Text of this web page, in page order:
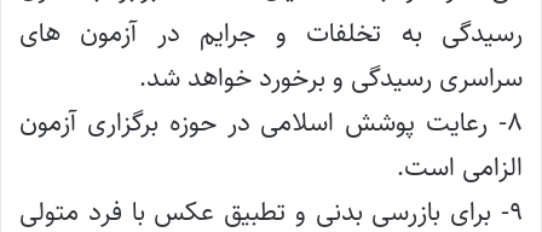
رسیدگی به تخلفات و جرایم در آزمون های
سراسری رسیدگی و برخورد خواهد شد.
۸- رعایت پوشش اسلامی در حوزه برگزاری آزمون
الزامی است.
۹- برای بازرسی بدنی و تطبیق عکس با فرد متولی